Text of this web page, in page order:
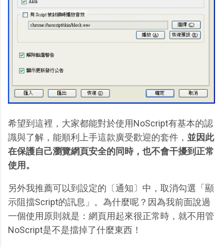
希望到這裡，大家都能對於使用NoScript有基本的認
識與了解，能順利上手這款廣受歡迎的套件， 並因此
在保護自己瀏覽網頁安全的同時，也不會干擾到正常
使用。
另外我推薦可以到設定的〔通知〕中，取消勾選「顯
示阻擋Script的訊息」。為什麼呢？因為我前面說過
一個使用原則就是：網頁用起來很正常時，就不用管
NoScript是不是擋掉了什麼東西！